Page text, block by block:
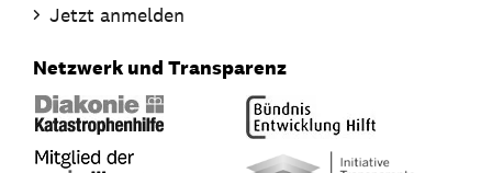
Jetzt anmelden
Netzwerk und Transparenz